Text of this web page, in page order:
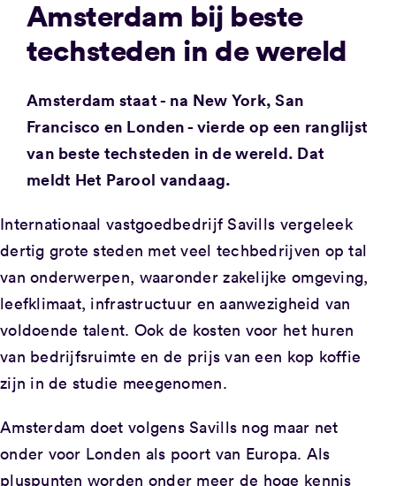
Amsterdam bij beste
techsteden in de wereld
Amsterdam staat - na New York, San
Francisco en Londen - vierde op een ranglijst
van beste techsteden in de wereld. Dat
meldt Het Parool vandaag.
Internationaal vastgoedbedrijf Savills vergeleek
dertig grote steden met veel techbedrijven op tal
van onderwerpen, waaronder zakelijke omgeving,
leefklimaat, infrastructuur en aanwezigheid van
voldoende talent. Ook de kosten voor het huren
van bedrijfsruimte en de prijs van een kop koffie
zijn in de studie meegenomen.
Amsterdam doet volgens Savills nog maar net
onder voor Londen als poort van Europa. Als
pluspunten worden onder meer de hoge kennis